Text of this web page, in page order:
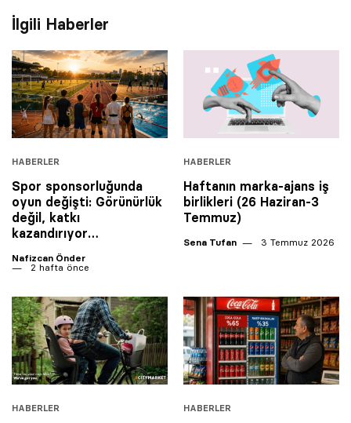
İlgili Haberler
HABERLER
Spor sponsorluğunda
oyun değişti: Görünürlük
değil, katkı
kazandırıyor…
Nafizcan Önder
2 hafta önce
HABERLER
Haftanın marka-ajans iş
birlikleri (26 Haziran-3
Temmuz)
Sena Tufan 3 Temmuz 2026
HABERLER HABERLER